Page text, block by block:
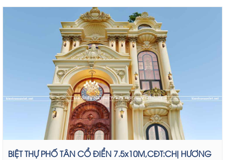
BIỆT THỰ PHỐ TÂN CỔ ĐIỂN 7.5x10M,CĐT:CHỊ HƯƠNG